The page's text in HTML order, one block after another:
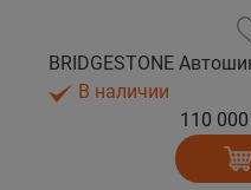
В наличии
110